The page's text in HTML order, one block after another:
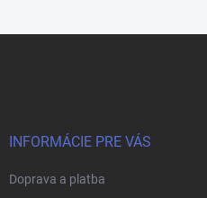
INFORMÁCIE PRE VÁS
Doprava a platba